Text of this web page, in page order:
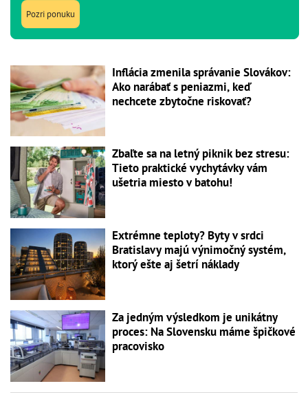
Pozri ponuku
Inflácia zmenila správanie Slovákov:
Ako narábať s peniazmi, keď
nechcete zbytočne riskovať?
Zbaľte sa na letný piknik bez stresu:
Tieto praktické vychytávky vám
ušetria miesto v batohu!
Extrémne teploty? Byty v srdci
Bratislavy majú výnimočný systém,
ktorý ešte aj šetrí náklady
Za jedným výsledkom je unikátny
proces: Na Slovensku máme špičkové
pracovisko